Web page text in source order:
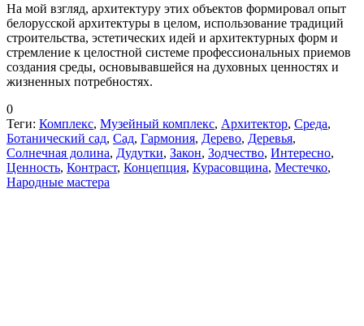
На мой взгляд, архитектуру этих объектов формировал опыт
белорусской архитектуры в целом, использование традиций
строительства, эстетических идей и архитектурных форм и
стремление к целостной системе профессиональных приемов
создания среды, основывавшейся на духовных ценностях и
жизненных потребностях.
0
Теги: Комплекс, Музейный комплекс, Архитектор, Среда,
Ботанический сад, Сад, Гармония, Дерево, Деревья,
Солнечная долина, Дудутки, Закон, Зодчество, Интересно,
Ценность, Контраст, Концепция, Курасовщина, Местечко,
Народные мастера